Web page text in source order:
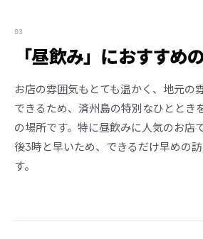
03
「昼飲み」におすすめ
お店の雰囲気もとても温かく、地元の
できるため、済州島の特別なひととき
の場所です。特に昼飲みに人気のお店
後3時と早いため、できるだけ早めの
す。